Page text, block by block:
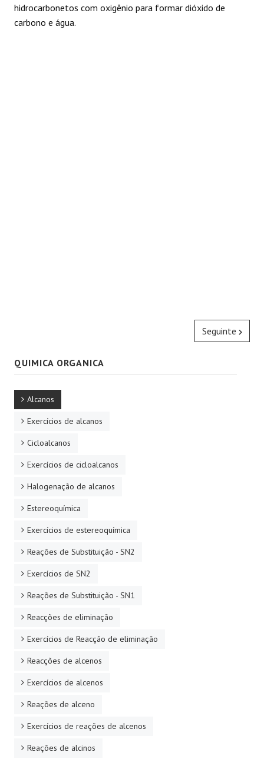
hidrocarbonetos com oxigênio para formar dióxido de
carbono e água.
Seguinte
QUIMICA ORGANICA
Alcanos
Exercícios de alcanos
Cicloalcanos
Exercícios de cicloalcanos
Halogenação de alcanos
Estereoquímica
Exercícios de estereoquímica
Reações de Substituição - SN2
Exercícios de SN2
Reações de Substituição - SN1
Reacções de eliminação
Exercícios de Reacção de eliminação
Reacções de alcenos
Exercícios de alcenos
Reações de alceno
Exercícios de reações de alcenos
Reações de alcinos